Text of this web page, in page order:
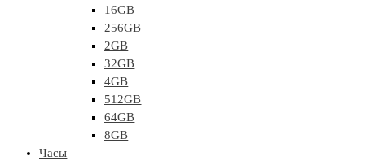
16GB
256GB
2GB
32GB
4GB
512GB
64GB
8GB
Часы